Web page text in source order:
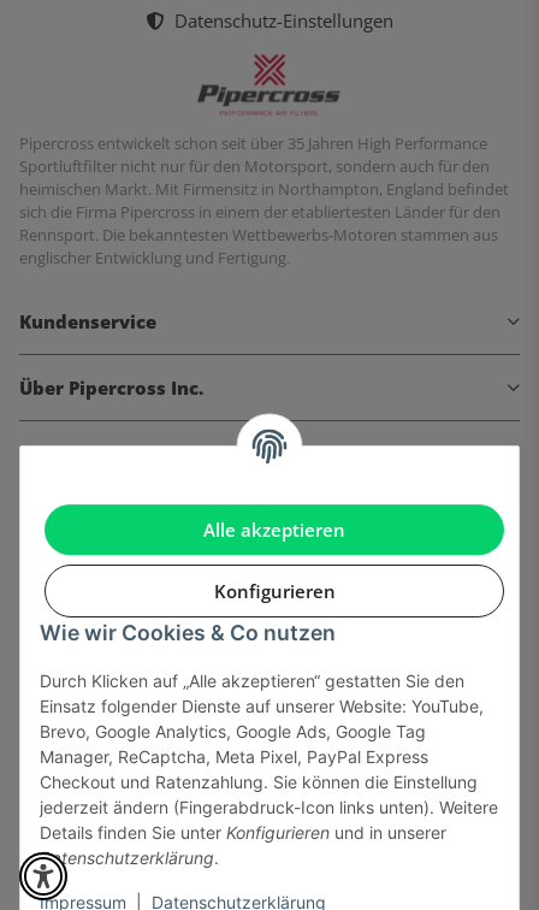
Alle akzeptieren
Konfigurieren
Wie wir Cookies & Co nutzen
Durch Klicken auf „Alle akzeptieren“ gestatten Sie den
Einsatz folgender Dienste auf unserer Website: YouTube,
Brevo, Google Analytics, Google Ads, Google Tag
Manager, ReCaptcha, Meta Pixel, PayPal Express
Checkout und Ratenzahlung. Sie können die Einstellung
jederzeit ändern (Fingerabdruck-Icon links unten). Weitere
Details finden Sie unter Konfigurieren und in unserer
Datenschutzerklärung.
Impressum Datenschutzerklärung
Datenschutz-Einstellungen
Pipercross entwickelt schon seit über 35 Jahren High Performance
Sportluftfilter nicht nur für den Motorsport, sondern auch für den
heimischen Markt. Mit Firmensitz in Northampton, England befindet
sich die Firma Pipercross in einem der etabliertesten Länder für den
Rennsport. Die bekanntesten Wettbewerbs-Motoren stammen aus
englischer Entwicklung und Fertigung.
Kundenservice
Über Pipercross Inc.
Informationen
Gesetzliche Informationen
Sicher bezahlen via: